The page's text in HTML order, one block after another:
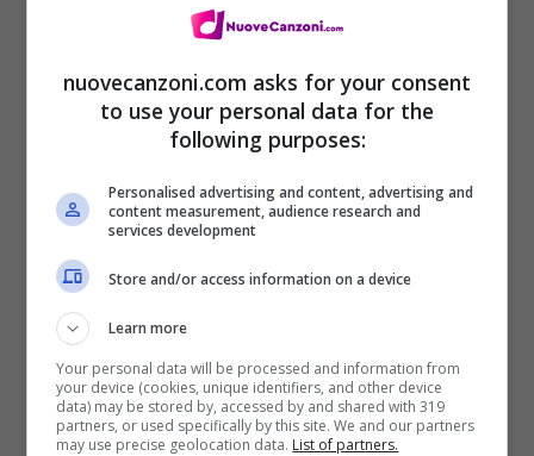
Prince Royce e Shakira
duettano nel brano “Deja Vu”:
audio, testo e traduzione +
video
20 Febbraio 2017
nuovecanzoni.com asks for your consent
to use your personal data for the
following purposes:
Personalised advertising and content, advertising and
content measurement, audience research and
services development
Store and/or access information on a device
Learn more
Your personal data will be processed and information from
your device (cookies, unique identifiers, and other device
data) may be stored by, accessed by and shared with 319
partners, or used specifically by this site. We and our partners
may use precise geolocation data. List of partners.